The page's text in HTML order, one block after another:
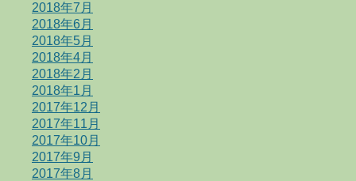
2018年7月
2018年6月
2018年5月
2018年4月
2018年2月
2018年1月
2017年12月
2017年11月
2017年10月
2017年9月
2017年8月